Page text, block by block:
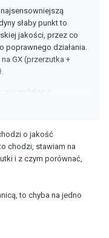
słaby punkt to
jakości, przez co
poprawnego działania.
GX (przerzutka +
ma widelec z
zł lub więcej.
o jakość
chodzi, stawiam na
i z czym porównać,
to chyba na jedno